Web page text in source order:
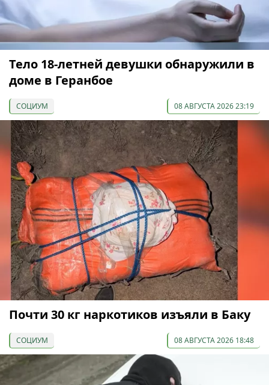
Тело 18-летней девушки обнаружили в
доме в Геранбое
СОЦИУМ 08 АВГУСТА 2026 23:19
Почти 30 кг наркотиков изъяли в Баку
СОЦИУМ 08 АВГУСТА 2026 18:48